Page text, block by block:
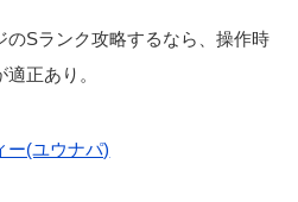
のSランク攻略するなら、操作時
正あり。
ー(ユウナパ)